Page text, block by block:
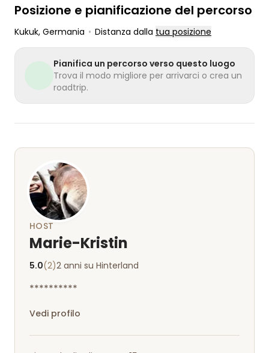
Posizione e pianificazione del percorso
Kukuk, Germania • Distanza dalla tua posizione
Pianifica un percorso verso questo luogo
Trova il modo migliore per arrivarci o crea un
roadtrip.
HOST
Marie-Kristin
5.0(2)2 anni su Hinterland
**********
Vedi profilo